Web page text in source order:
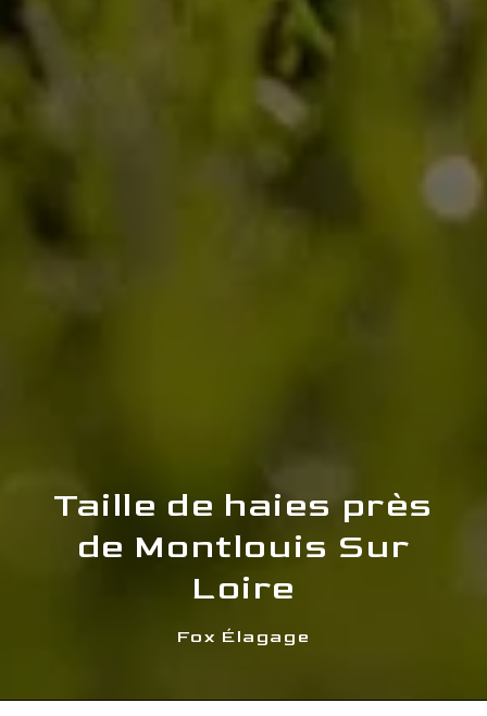
Taille de haies près
de Montlouis Sur
Loire
Fox Élagage